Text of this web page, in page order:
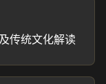
传统文化解读